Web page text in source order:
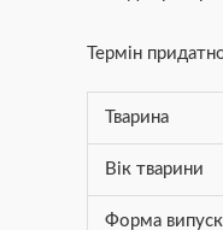
Термін
Тварина
Вік тварини
Форма